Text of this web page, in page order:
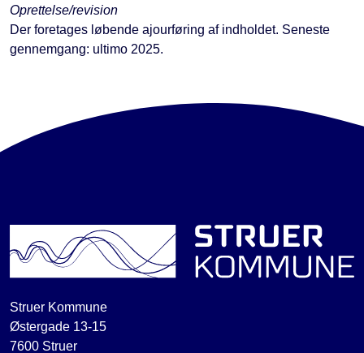
Oprettelse/revision
Der foretages løbende ajourføring af indholdet. Seneste
gennemgang: ultimo 2025.
Struer Kommune
Østergade 13-15
7600 Struer